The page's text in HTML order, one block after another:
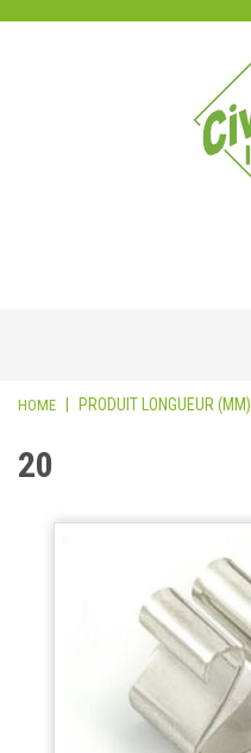
HOME PRODUIT LONGUEUR (MM)
20